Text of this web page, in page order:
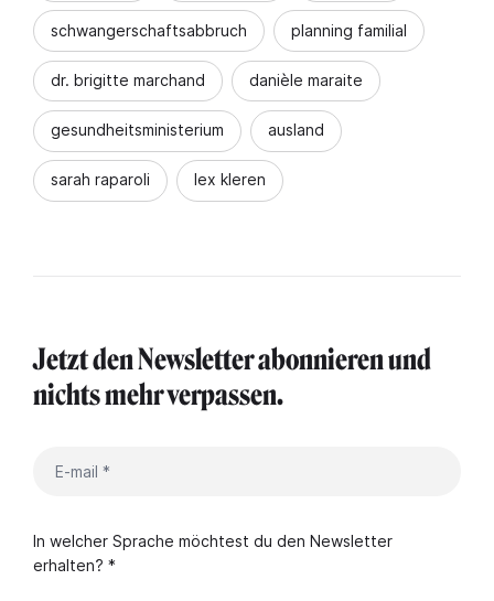
schwangerschaftsabbruch planning familial
dr. brigitte marchand danièle maraite
gesundheitsministerium ausland
sarah raparoli lex kleren
Jetzt den Newsletter abonnieren und
nichts mehr verpassen.
In welcher Sprache möchtest du den Newsletter
erhalten? *